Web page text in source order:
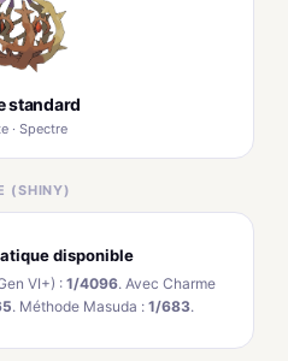
standard
· Spectre
(SHINY)
disponible
VI+) : 1/4096. Avec Charme
. Méthode Masuda : 1/683.